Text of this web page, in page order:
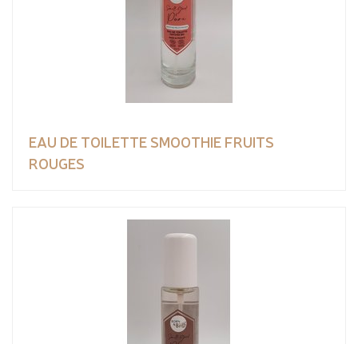
EAU DE TOILETTE SMOOTHIE FRUITS
ROUGES